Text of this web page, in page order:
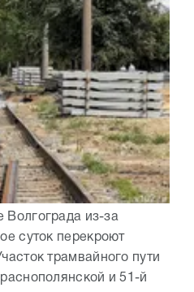
из-за
суток перекроют
трамвайного пути
и 51-й